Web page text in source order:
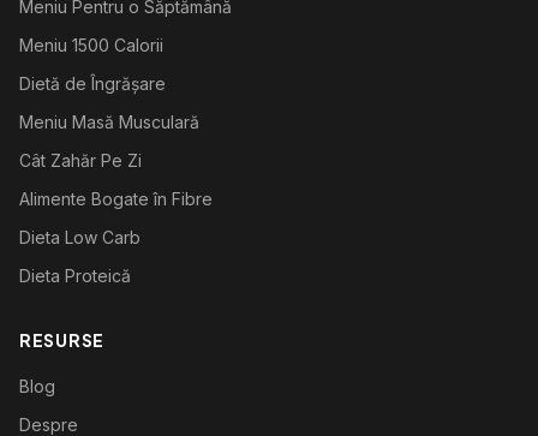
Meniu Pentru o Săptămână
Meniu 1500 Calorii
Dietă de Îngrășare
Meniu Masă Musculară
Cât Zahăr Pe Zi
Alimente Bogate în Fibre
Dieta Low Carb
Dieta Proteică
RESURSE
Blog
Despre